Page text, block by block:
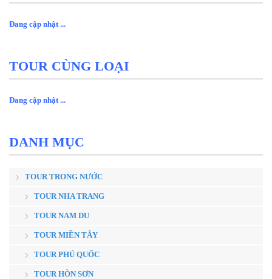
Đang cập nhật ...
TOUR CÙNG LOẠI
Đang cập nhật ...
DANH MỤC
TOUR TRONG NƯỚC
TOUR NHA TRANG
TOUR NAM DU
TOUR MIỀN TÂY
TOUR PHÚ QUỐC
TOUR HÒN SƠN